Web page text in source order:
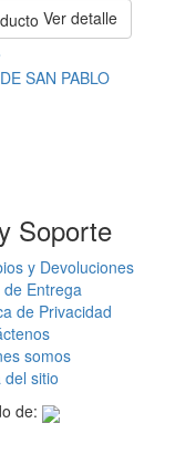
Ver detalle
SAN PABLO
Soporte
y Devoluciones
de Entrega
de Privacidad
somos
del sitio
de: